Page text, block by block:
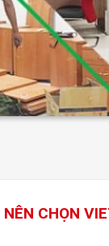
CHỌN